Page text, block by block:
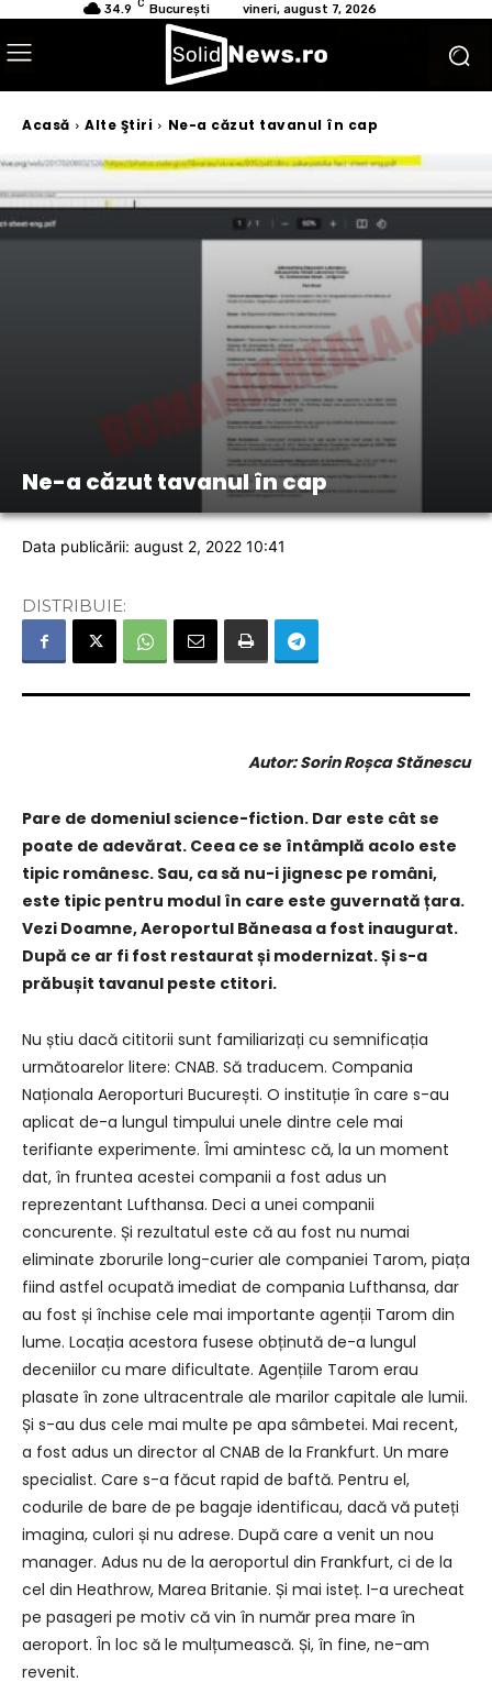
34.9 C București vineri, august 7, 2026
Acasă Alte Ştiri Ne-a căzut tavanul în cap
Ne-a căzut tavanul în cap
Data publicării: august 2, 2022 10:41
DISTRIBUIE:
Autor: Sorin Roșca Stănescu
Pare de domeniul science-fiction. Dar este cât se
poate de adevărat. Ceea ce se întâmplă acolo este
tipic românesc. Sau, ca să nu-i jignesc pe români,
este tipic pentru modul în care este guvernată țara.
Vezi Doamne, Aeroportul Băneasa a fost inaugurat.
După ce ar fi fost restaurat și modernizat. Și s-a
prăbușit tavanul peste ctitori.
Nu știu dacă cititorii sunt familiarizați cu semnificația
următoarelor litere: CNAB. Să traducem. Compania
Naționala Aeroporturi București. O instituție în care s-au
aplicat de-a lungul timpului unele dintre cele mai
terifiante experimente. Îmi amintesc că, la un moment
dat, în fruntea acestei companii a fost adus un
reprezentant Lufthansa. Deci a unei companii
concurente. Și rezultatul este că au fost nu numai
eliminate zborurile long-curier ale companiei Tarom, piața
fiind astfel ocupată imediat de compania Lufthansa, dar
au fost și închise cele mai importante agenții Tarom din
lume. Locația acestora fusese obținută de-a lungul
deceniilor cu mare dificultate. Agențiile Tarom erau
plasate în zone ultracentrale ale marilor capitale ale lumii.
Și s-au dus cele mai multe pe apa sâmbetei. Mai recent,
a fost adus un director al CNAB de la Frankfurt. Un mare
specialist. Care s-a făcut rapid de baftă. Pentru el,
codurile de bare de pe bagaje identificau, dacă vă puteți
imagina, culori și nu adrese. După care a venit un nou
manager. Adus nu de la aeroportul din Frankfurt, ci de la
cel din Heathrow, Marea Britanie. Și mai isteț. I-a urecheat
pe pasageri pe motiv că vin în număr prea mare în
aeroport. În loc să le mulțumească. Și, în fine, ne-am
revenit.